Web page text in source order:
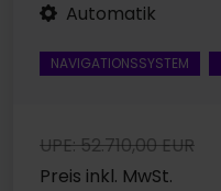
Automatik
NAVIGATIONSSYSTEM
UPE: 52.710,00 EUR
Preis inkl. MwSt.